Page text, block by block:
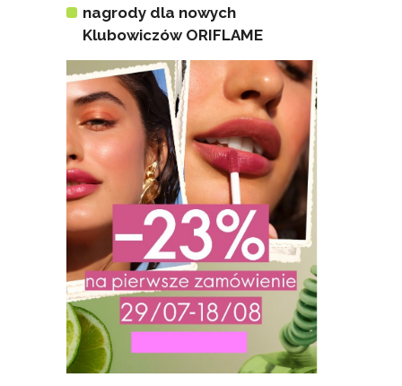
nagrody dla nowych
Klubowiczów ORIFLAME